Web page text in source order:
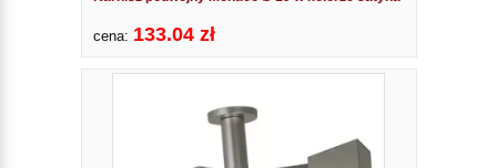
cena: 133.04 zł